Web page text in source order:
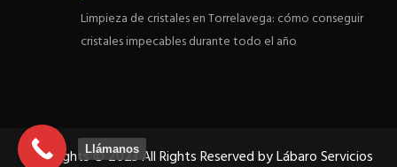
Limpieza de cristales en Torrelavega: cómo conseguir
cristales impecables durante todo el año
Copyrights © 2023 All Rights Reserved by Lábaro Servicios
Llámanos